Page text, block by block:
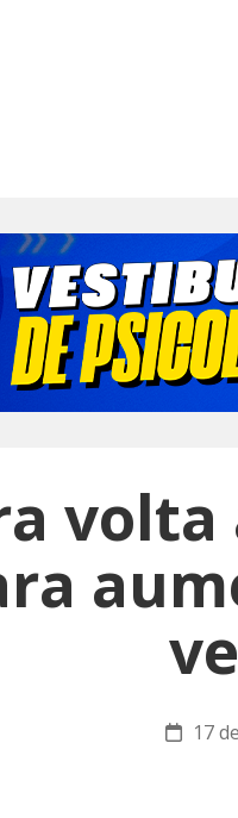
17